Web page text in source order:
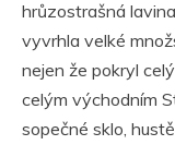
hrůzostrašná
vyvrhla velké
nejen že pokryl
celým východním
sopečné sklo,